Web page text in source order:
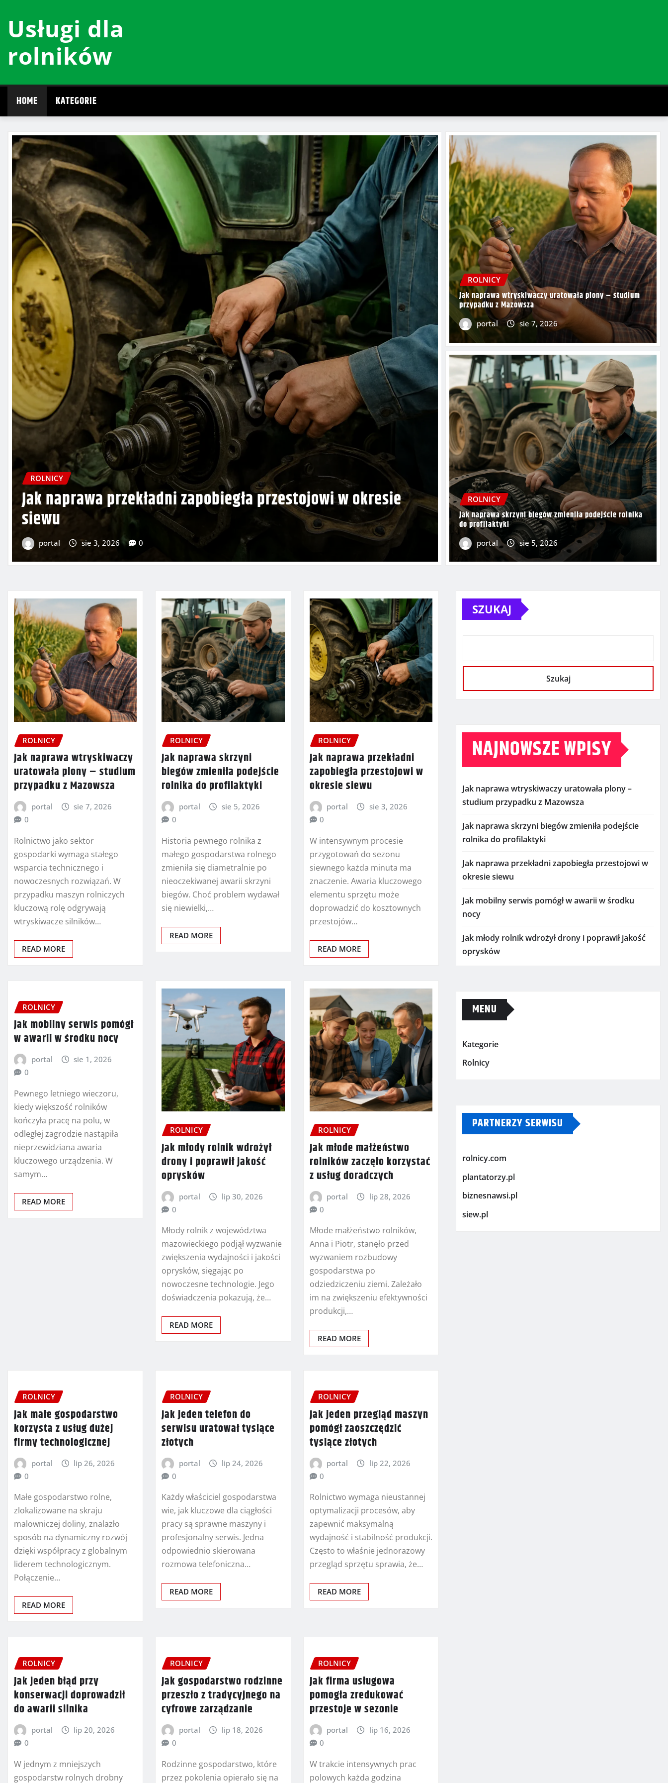
do
treściUsługi dla
rolników
HOME KATEGORIE
ROLNICY
Jak mobilny serwis pomógł w awarii w środku nocy
portal sie 1, 2026 0
ROLNICY
Jak młody rolnik wdrożył
portal lip 30, 2026 0
ROLNICY
Jak naprawa wtryskiwaczy uratowała plony – studium
przypadku z Mazowsza
portal sie 7, 2026
ROLNICY
Jak naprawa skrzyni biegów zmieniła podejście rolnika
do profilaktyki
portal sie 5, 2026
ROLNICY
Jak naprawa wtryskiwaczy
uratowała plony – studium
przypadku z Mazowsza
portal
sie 7, 2026
0
Rolnictwo jako sektor
gospodarki wymaga stałego
wsparcia technicznego i
nowoczesnych rozwiązań. W
przypadku maszyn rolniczych
kluczową rolę odgrywają
wtryskiwacze silników…
READ MORE
ROLNICY
Jak naprawa skrzyni
biegów zmieniła podejście
rolnika do profilaktyki
portal
sie 5, 2026
0
Historia pewnego rolnika z
małego gospodarstwa rolnego
zmieniła się diametralnie po
nieoczekiwanej awarii skrzyni
biegów. Choć problem wydawał
się niewielki,…
READ MORE
ROLNICY
Jak naprawa przekładni
zapobiegła przestojowi w
okresie siewu
portal
sie 3, 2026
0
W intensywnym procesie
przygotowań do sezonu
siewnego każda minuta ma
znaczenie. Awaria kluczowego
elementu sprzętu może
doprowadzić do kosztownych
przestojów…
READ MORE
ROLNICY
Jak mobilny serwis pomógł
w awarii w środku nocy
portal
sie 1, 2026
0
Pewnego letniego wieczoru,
kiedy większość rolników
kończyła pracę na polu, w
odległej zagrodzie nastąpiła
nieprzewidziana awaria
kluczowego urządzenia. W
samym…
READ MORE
ROLNICY
Jak młody rolnik wdrożył
drony i poprawił jakość
oprysków
portal
lip 30, 2026
0
Młody rolnik z województwa
mazowieckiego podjął wyzwanie
zwiększenia wydajności i jakości
oprysków, sięgając po
nowoczesne technologie. Jego
doświadczenia pokazują, że…
READ MORE
ROLNICY
Jak młode małżeństwo
rolników zaczęło korzystać
z usług doradczych
portal
lip 28, 2026
0
Młode małżeństwo rolników,
Anna i Piotr, stanęło przed
wyzwaniem rozbudowy
gospodarstwa po
odziedziczeniu ziemi. Zależało
im na zwiększeniu efektywności
produkcji,…
READ MORE
ROLNICY
Jak małe gospodarstwo
korzysta z usług dużej
firmy technologicznej
portal
lip 26, 2026
0
Małe gospodarstwo rolne,
zlokalizowane na skraju
malowniczej doliny, znalazło
sposób na dynamiczny rozwój
dzięki współpracy z globalnym
liderem technologicznym.
Połączenie…
READ MORE
ROLNICY
Jak jeden telefon do
serwisu uratował tysiące
złotych
portal
lip 24, 2026
0
Każdy właściciel gospodarstwa
wie, jak kluczowe dla ciągłości
pracy są sprawne maszyny i
profesjonalny serwis. Jedna
odpowiednio skierowana
rozmowa telefoniczna…
READ MORE
ROLNICY
Jak jeden przegląd maszyn
pomógł zaoszczędzić
tysiące złotych
portal
lip 22, 2026
0
Rolnictwo wymaga nieustannej
optymalizacji procesów, aby
zapewnić maksymalną
wydajność i stabilność produkcji.
Często to właśnie jednorazowy
przegląd sprzętu sprawia, że…
READ MORE
ROLNICY
Jak jeden błąd przy
konserwacji doprowadził
do awarii silnika
portal
lip 20, 2026
0
W jednym z mniejszych
gospodarstw rolnych drobny
ROLNICY
Jak gospodarstwo rodzinne
przeszło z tradycyjnego na
cyfrowe zarządzanie
portal
lip 18, 2026
0
Rodzinne gospodarstwo, które
przez pokolenia opierało się na
ROLNICY
Jak firma usługowa
pomogła zredukować
przestoje w sezonie
portal
lip 16, 2026
0
W trakcie intensywnych prac
polowych każda godzina
SZUKAJ
Szukaj
NAJNOWSZE WPISY
Jak naprawa wtryskiwaczy uratowała plony –
studium przypadku z Mazowsza
Jak naprawa skrzyni biegów zmieniła podejście
rolnika do profilaktyki
Jak naprawa przekładni zapobiegła przestojowi w
okresie siewu
Jak mobilny serwis pomógł w awarii w środku
nocy
Jak młody rolnik wdrożył drony i poprawił jakość
oprysków
MENU
Kategorie
Rolnicy
PARTNERZY SERWISU
rolnicy.com
plantatorzy.pl
biznesnawsi.pl
siew.pl